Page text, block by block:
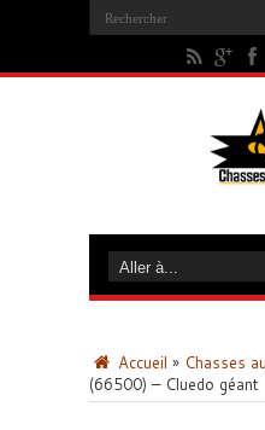
Accueil » Chasses
(66500) – Cluedo géant